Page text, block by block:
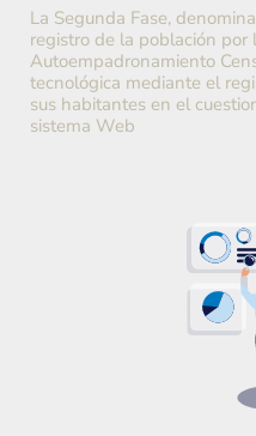
La Segunda Fase,
registro de la población por
Autoempadronamiento
tecnológica mediante el
sus habitantes en el
sistema Web